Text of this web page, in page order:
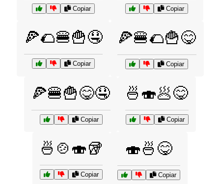
Copiar Copiar
🍕🌮🍔🍟🤤
Copiar
🍕🍔🌮🍟😋
Copiar
🍕🍔🍟😋🤤
Copiar
🍜🍣🥟😋
Copiar
🍜🍲🍣🥡
Copiar
🍣🍜😋
Copiar